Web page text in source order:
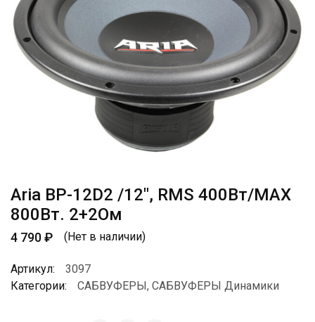
Aria BP-12D2 /12″, RMS 400Вт/МАХ
800Вт. 2+2Ом
4 790₽ (Нет в наличии)
Артикул:
3097
Категории:
САБВУФЕРЫ, САБВУФЕРЫ Динамики